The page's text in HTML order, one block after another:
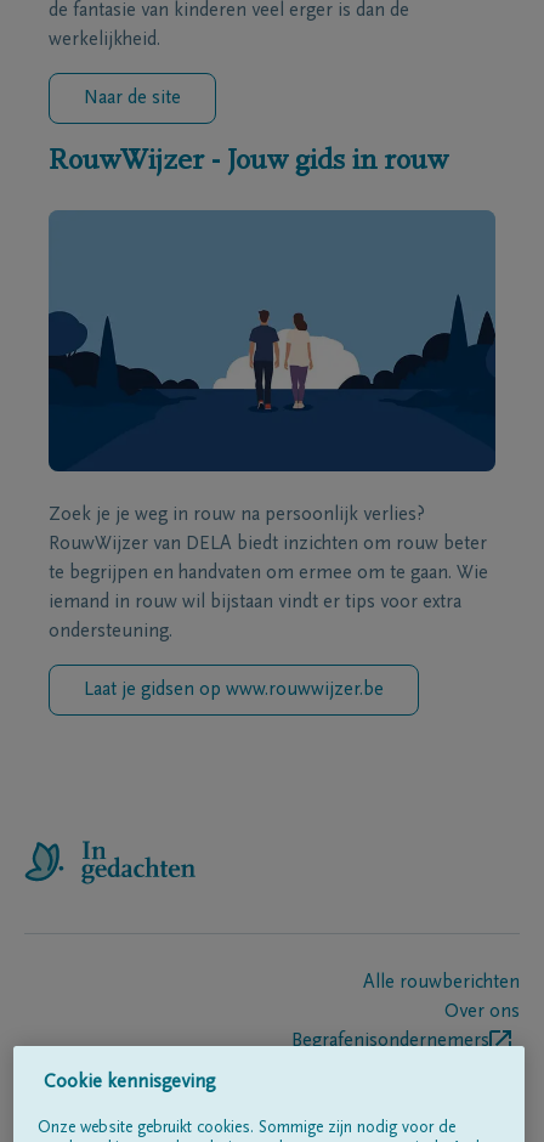
de fantasie van kinderen veel erger is dan de
werkelijkheid.
Naar de site
RouwWijzer - Jouw gids in rouw
Zoek je je weg in rouw na persoonlijk verlies?
RouwWijzer van DELA biedt inzichten om rouw beter
te begrijpen en handvaten om ermee om te gaan. Wie
iemand in rouw wil bijstaan vindt er tips voor extra
ondersteuning.
Laat je gidsen op www.rouwwijzer.be
Alle rouwberichten
Over ons
Begrafenisondernemers
Cookie kennisgeving
Onze website gebruikt cookies. Sommige zijn nodig voor de